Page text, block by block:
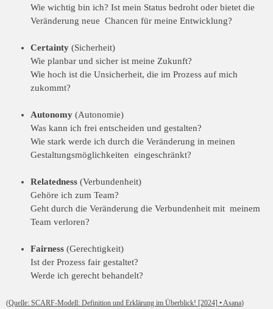
Wie wichtig bin ich? Ist mein Status bedroht oder bietet die
Veränderung neue Chancen für meine Entwicklung?
Certainty (Sicherheit)
Wie planbar und sicher ist meine Zukunft?
Wie hoch ist die Unsicherheit, die im Prozess auf mich
zukommt?
Autonomy (Autonomie)
Was kann ich frei entscheiden und gestalten?
Wie stark werde ich durch die Veränderung in meinen
Gestaltungsmöglichkeiten eingeschränkt?
Relatedness (Verbundenheit)
Gehöre ich zum Team?
Geht durch die Veränderung die Verbundenheit mit meinem
Team verloren?
Fairness (Gerechtigkeit)
Ist der Prozess fair gestaltet?
Werde ich gerecht behandelt?
(Quelle: SCARF-Modell: Definition und Erklärung im Überblick! [2024] • Asana)